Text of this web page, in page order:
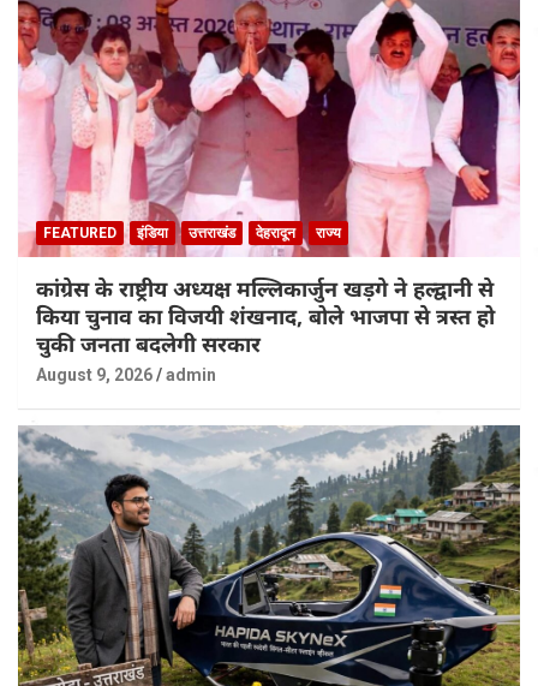
FEATURED इंडिया उत्तराखंड देहरादून राज्य
कांग्रेस के राष्ट्रीय अध्यक्ष मल्लिकार्जुन खड़गे ने हल्द्वानी से
किया चुनाव का विजयी शंखनाद, बोले भाजपा से त्रस्त हो
चुकी जनता बदलेगी सरकार
August 9, 2026 admin